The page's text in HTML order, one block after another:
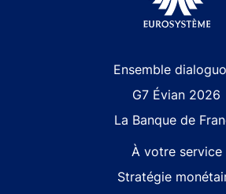
Ensemble
G7 Évian 2026
La Banque de
À votre service
Stratégie